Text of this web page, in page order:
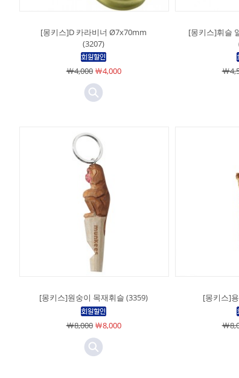
[몽키스]D 카라비너 Ø7x70mm
(3207)
￦4,000￦4,000
[몽키스]휘슬
￦
[몽키스]원숭이 목재휘슬 (3359)
￦8,000￦8,000
[몽키스]
￦